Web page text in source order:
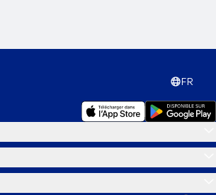
FR